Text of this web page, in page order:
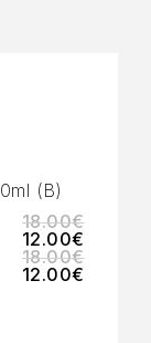
(B)
18.00€
12.00€
18.00€
12.00€